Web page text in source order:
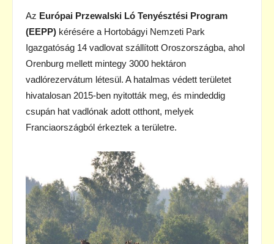
Az Európai Przewalski Ló Tenyésztési Program
(EEPP) kérésére a Hortobágyi Nemzeti Park
Igazgatóság 14 vadlovat szállított Oroszországba, ahol
Orenburg mellett mintegy 3000 hektáron
vadlórezervátum létesül. A hatalmas védett területet
hivatalosan 2015-ben nyitották meg, és mindeddig
csupán hat vadlónak adott otthont, melyek
Franciaországból érkeztek a területre.